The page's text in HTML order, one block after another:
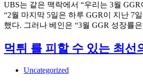
UBS는 같은 맥락에서 “우리는 3월
“2월 마지막 5일은 하루 GGR이 지난 7
했다. 그러나 베인은 “3월 GGR 성장률
먹튀 를 피할 수 있는 최선
Uncategorized